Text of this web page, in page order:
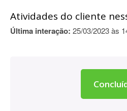
Atividades do cliente
Última interação: 25/03/2023 às